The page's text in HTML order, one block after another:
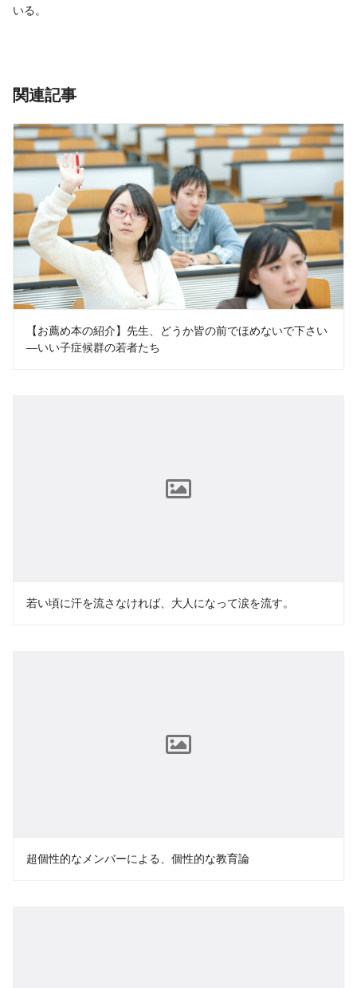
いる。
関連記事
【お薦め本の紹介】先生、どうか皆の前でほめないで下さい
―いい子症候群の若者たち
若い頃に汗を流さなければ、大人になって涙を流す。
超個性的なメンバーによる、個性的な教育論